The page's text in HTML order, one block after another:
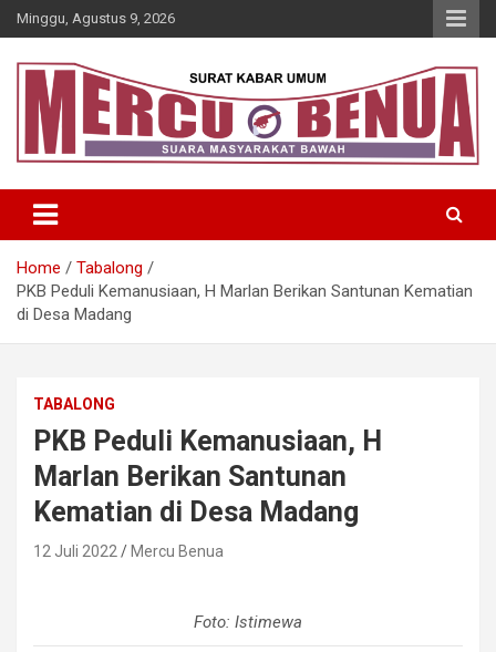
Skip
to
Minggu, Agustus 9, 2026
Mercu Benua
Home
Tabalong
PKB Peduli Kemanusiaan, H Marlan Berikan Santunan Kematian
di Desa Madang
TABALONG
PKB Peduli Kemanusiaan, H
Marlan Berikan Santunan
Kematian di Desa Madang
12 Juli 2022 Mercu Benua
Foto: Istimewa